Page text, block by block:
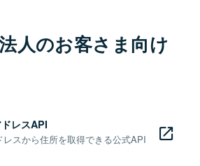
人のお客さま向け
レスAPI
スから住所を取得できる公式API